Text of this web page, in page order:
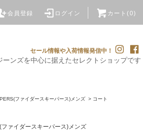
会員登録 ログイン カート(0)
セール情報や入荷情報発信中！
ーンズを中心に据えたセレクトショップです
ファイダースキーパース)メンズ > コート
ァイダースキーパース)メンズ